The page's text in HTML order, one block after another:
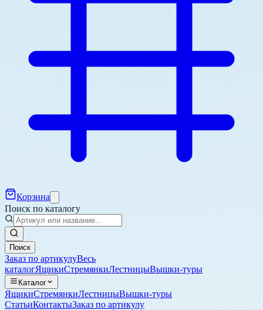
Корзина
Поиск по каталогу
Поиск
Заказ по артикулуВесь
каталогЯщикиСтремянкиЛестницыВышки-туры
Каталог
ЯщикиСтремянкиЛестницыВышки-туры
СтатьиКонтактыЗаказ по артикулу